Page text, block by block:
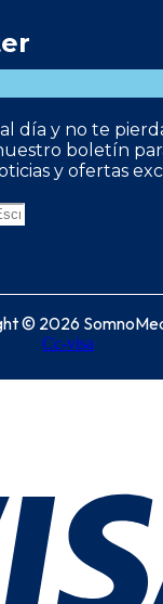
día y no te
boletín
y ofertas
© 2026
Cc-visa